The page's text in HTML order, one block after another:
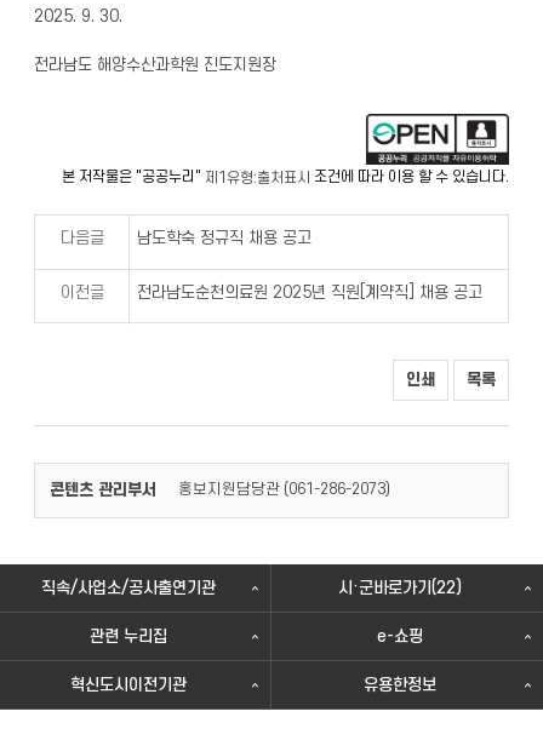
2025. 9. 30.
전라남도 해양수산과학원 진도지원장
본 저작물은 "공공누리" 제1유형:출처표시 조건에 따라 이용 할 수 있습니다.
다음글 남도학숙 정규직 채용 공고
이전글 전라남도순천의료원 2025년 직원[계약직] 채용 공고
인쇄 목록
콘텐츠 관리부서 홍보지원담당관 (061-286-2073)
직속/사업소/공사출연기관 시·군바로가기(22)
관련 누리집 e-쇼핑
혁신도시이전기관 유용한정보